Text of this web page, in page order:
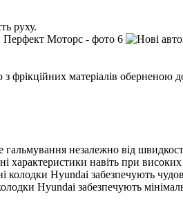
руху.
матеріалів оберненою
гальмування незалежно від
характеристики навіть при
колодки Hyundai забезпечують
Hyundai забезпечують